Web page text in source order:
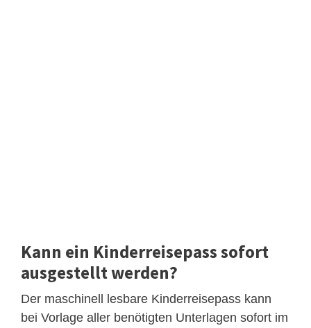
Kann ein Kinderreisepass sofort
ausgestellt werden?
Der maschinell lesbare Kinderreisepass kann
bei Vorlage aller benötigten Unterlagen sofort im